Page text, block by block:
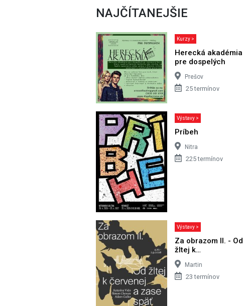
NAJČÍTANEJŠIE
Kurzy >
Herecká akadémia
pre dospelých
Prešov
25 termínov
Výstavy >
Príbeh
Nitra
225 termínov
Výstavy >
Za obrazom II. - Od
žltej k…
Martin
23 termínov